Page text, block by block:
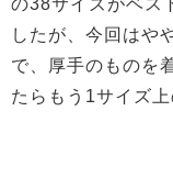
の38サイズがベス
したが、今回はや
で、厚手のものを
たらもう1サイズ